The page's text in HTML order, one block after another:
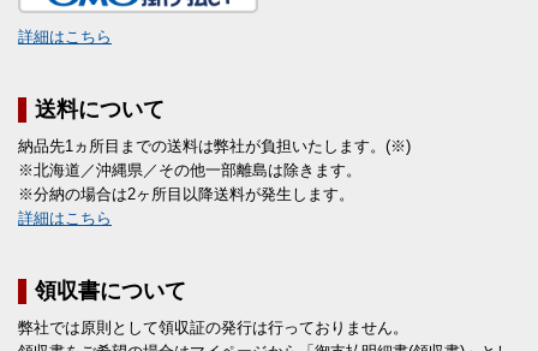
詳細はこちら
送料について
納品先1ヵ所目までの送料は弊社が負担いたします。(※)
※北海道／沖縄県／その他一部離島は除きます。
※分納の場合は2ヶ所目以降送料が発生します。
詳細はこちら
領収書について
弊社では原則として領収証の発行は行っておりません。